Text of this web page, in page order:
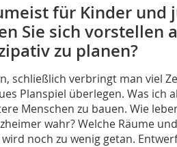
für Kinder und
Sie sich vorstellen
zu planen?
schließlich verbringt man viel
Planspiel überlegen. Was ich
Menschen zu bauen. Wie
wahr? Welche Räume
noch zu wenig getan.